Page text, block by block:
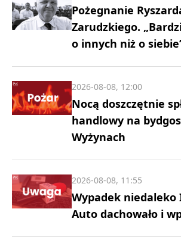
Pożegnanie
Zarudzkiego.
o innych niż o
Nocą doszczętnie
handlowy na
Wyżynach
2026-08-08, 12:00
Wypadek niedaleko
Auto dachowało i
2026-08-08, 11:55